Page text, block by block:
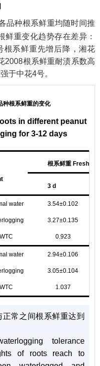
品种根系鲜重均随时间推
鲜重变化趋势存在差异：
根系鲜重先增后降，湘花
2008根系鲜重耐渍系数高
于中花4号。
种根系鲜重的变化
in different peanut
for 3-12 days
根系鲜重 Fresh
3 d
water 3.54±0.102
3.27±0.135
0.923
water 2.94±0.106
3.05±0.104
1.037
常之间根系鲜重达到
tolerance
of roots reach to